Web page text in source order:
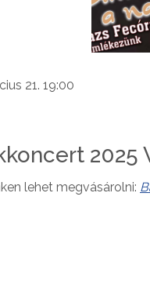
21. 19:00
2025
lehet megvásárolni: